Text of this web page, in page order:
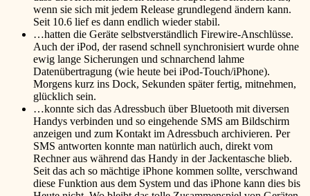
wenn sie sich mit jedem Release grundlegend ändern kann.
Seit 10.6 lief es dann endlich wieder stabil.
…hatten die Geräte selbstverständlich Firewire-Anschlüsse.
Auch der iPod, der rasend schnell synchronisiert wurde ohne
ewig lange Sicherungen und schnarchend lahme
Datenübertragung (wie heute bei iPod-Touch/iPhone).
Morgens kurz ins Dock, Sekunden später fertig, mitnehmen,
glücklich sein.
…konnte sich das Adressbuch über Bluetooth mit diversen
Handys verbinden und so eingehende SMS am Bildschirm
anzeigen und zum Kontakt im Adressbuch archivieren. Per
SMS antworten konnte man natürlich auch, direkt vom
Rechner aus während das Handy in der Jackentasche blieb.
Seit das ach so mächtige iPhone kommen sollte, verschwand
diese Funktion aus dem System und das iPhone kann dies bis